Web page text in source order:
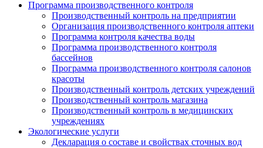
Программа производственного контроля
Производственный контроль на предприятии
Организация производственного контроля аптеки
Программа контроля качества воды
Программа производственного контроля
бассейнов
Программа производственного контроля салонов
красоты
Производственный контроль детских учреждений
Производственный контроль магазина
Производственный контроль в медицинских
учреждениях
Экологические услуги
Декларация о составе и свойствах сточных вод